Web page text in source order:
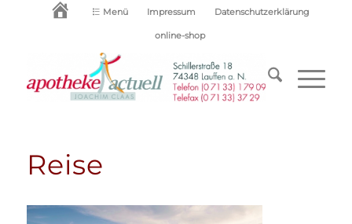
StartseiteMenü Impressum Datenschutzerklärung
online-shop
Reise